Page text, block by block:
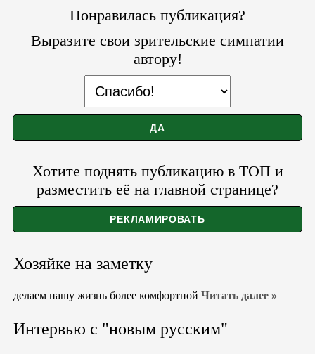
Понравилась публикация?
Выразите свои зрительские симпатии
автору!
Хотите поднять публикацию в ТОП и
разместить её на главной странице?
Хозяйке на заметку
делаем нашу жизнь более комфортной Читать далее »
Интервью с "новым русским"